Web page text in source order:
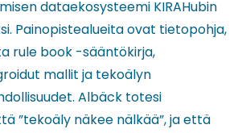
dataekosysteemi KIRAHubin
Painopistealueita ovat tietopohja,
rule book -sääntökirja,
mallit ja tekoälyn
Albäck totesi
”tekoäly näkee nälkää”, ja että